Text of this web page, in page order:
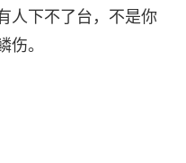
人下不了台，不是你
。